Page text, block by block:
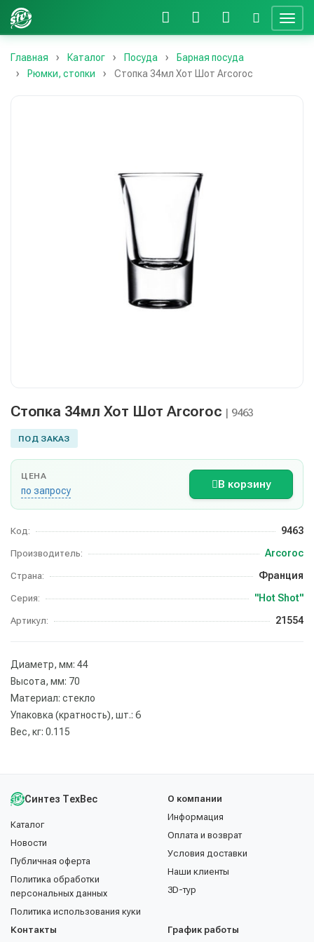
Главная Каталог Посуда
Барная посуда
Рюмки, стопки
Стопка 34мл Хот Шот Arcoroc
Стопка 34мл Хот Шот Arcoroc | 9463
ПОД ЗАКАЗ
ЦЕНА
по запросу
В корзину
Код: 9463
Производитель: Arcoroc
Страна: Франция
Серия: "Hot Shot"
Артикул: 21554
Диаметр, мм: 44
Высота, мм: 70
Материал: стекло
Упаковка (кратность), шт.: 6
Вес, кг: 0.115
Синтез ТехВес
Каталог
Новости
Публичная оферта
Политика обработки
персональных данных
Политика использования куки
О компании
Информация
Оплата и возврат
Условия доставки
Наши клиенты
3D-тур
Контакты График работы